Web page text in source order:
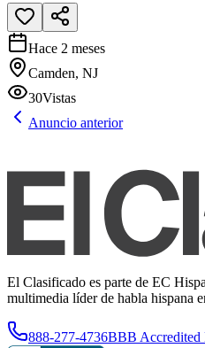
Hace 2 meses
Camden, NJ
30Vistas
Anuncio anterior
El Clasificado es parte de EC
multimedia líder de habla hispana
888-277-4736BBB Accredited